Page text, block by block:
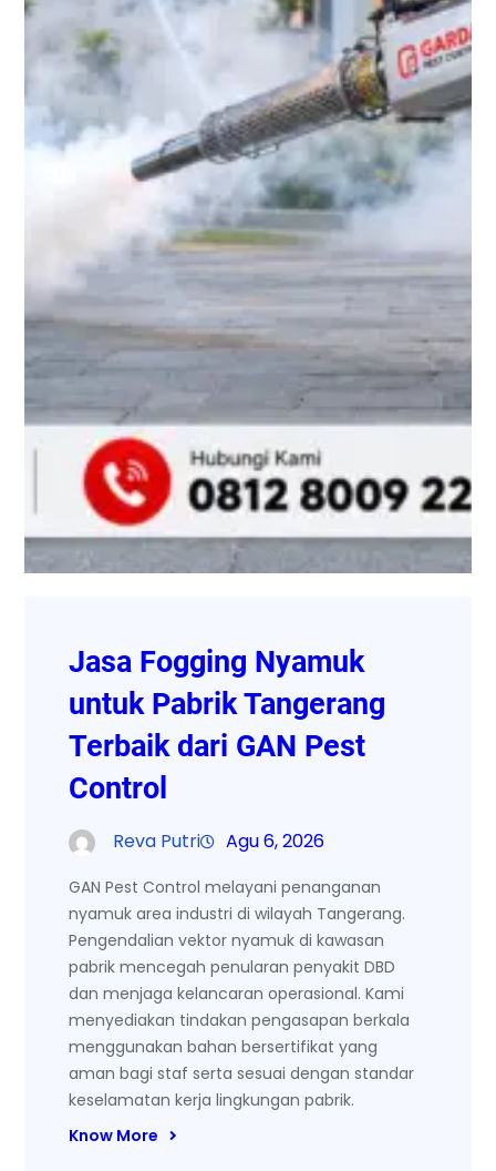
Jasa Fogging Nyamuk
untuk Pabrik Tangerang
Terbaik dari GAN Pest
Control
Reva Putri Agu 6, 2026
GAN Pest Control melayani penanganan
nyamuk area industri di wilayah Tangerang.
Pengendalian vektor nyamuk di kawasan
pabrik mencegah penularan penyakit DBD
dan menjaga kelancaran operasional. Kami
menyediakan tindakan pengasapan berkala
menggunakan bahan bersertifikat yang
aman bagi staf serta sesuai dengan standar
keselamatan kerja lingkungan pabrik.
Know More